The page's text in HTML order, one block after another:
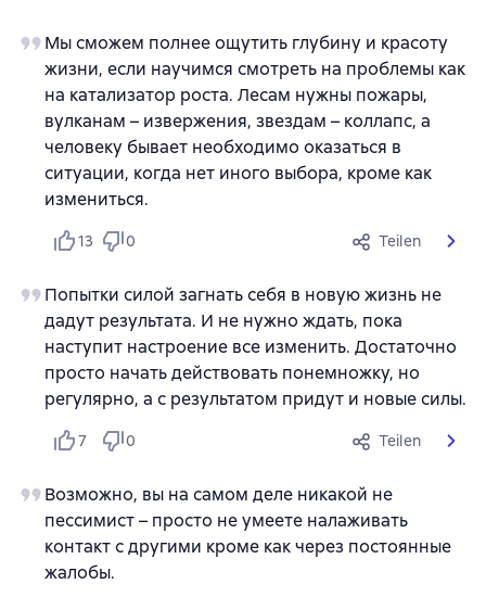
Мы сможем полнее ощутить глубину и красоту
жизни, если научимся смотреть на проблемы как
на катализатор роста. Лесам нужны пожары,
вулканам – извержения, звездам – коллапс, а
человеку бывает необходимо оказаться в
ситуации, когда нет иного выбора, кроме как
измениться.
13 0 Teilen
Попытки силой загнать себя в новую жизнь не
дадут результата. И не нужно ждать, пока
наступит настроение все изменить. Достаточно
просто начать действовать понемножку, но
регулярно, а с результатом придут и новые силы.
7 0 Teilen
Возможно, вы на самом деле никакой не
пессимист – просто не умеете налаживать
контакт с другими кроме как через постоянные
жалобы.